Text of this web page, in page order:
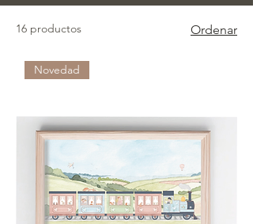
16 productos Ordenar
Novedad